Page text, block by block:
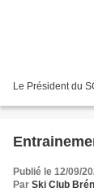
Le Président du
Publié le 12/09/
Par Ski Club